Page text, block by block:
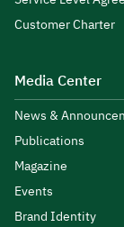
Customer Charter
Media Center
News &
Publications
Magazine
Events
Brand Identity